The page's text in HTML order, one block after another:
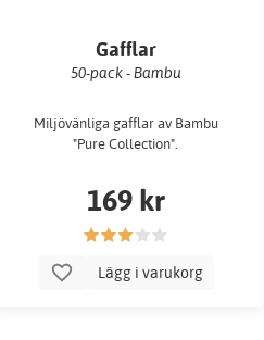
Gafflar
50-pack - Bambu
Miljövänliga gafflar av Bambu
"Pure Collection".
169 kr
Lägg i varukorg